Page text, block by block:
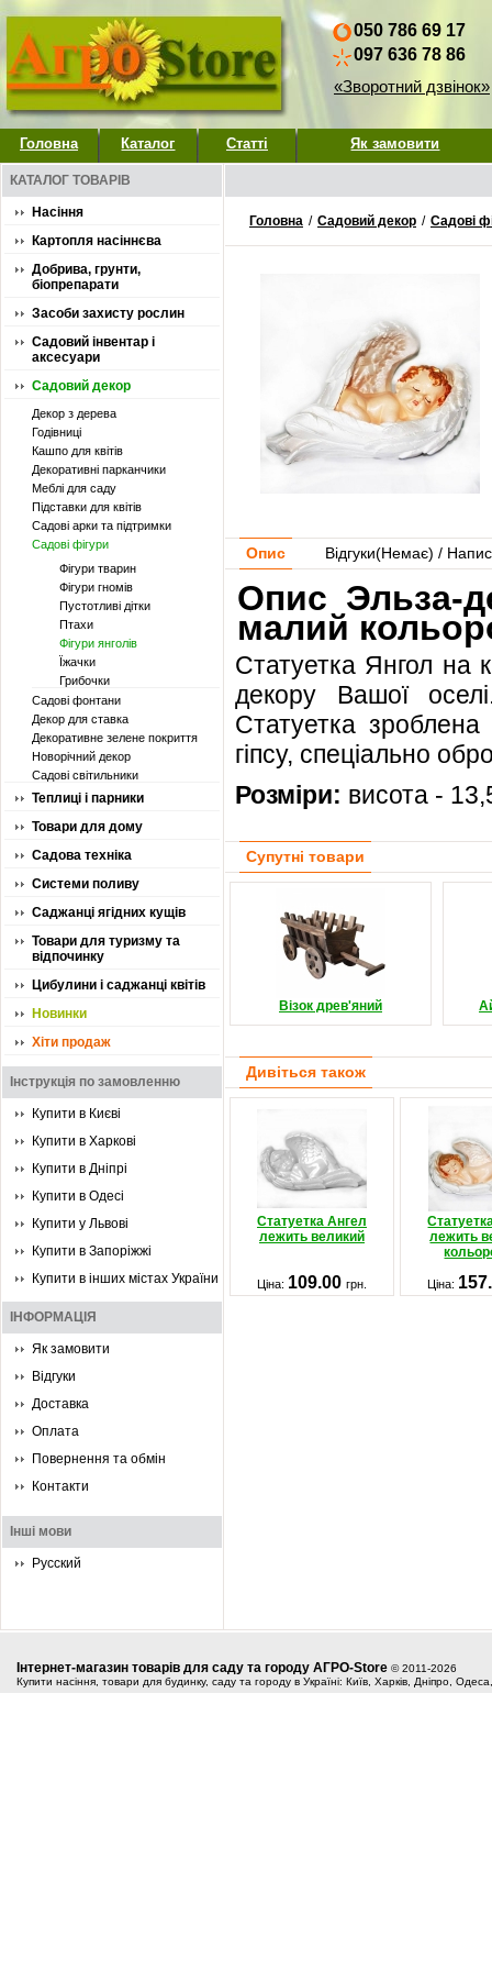
050 786 69 17
097 636 78 86
«Зворотний дзвінок»
Головна Каталог Статті Як замовити
КАТАЛОГ ТОВАРІВ
Насіння
Картопля насіннєва
Добрива, грунти,
біопрепарати
Засоби захисту рослин
Садовий інвентар і
аксесуари
Садовий декор
Декор з дерева
Годівниці
Кашпо для квітів
Декоративні парканчики
Меблі для саду
Підставки для квітів
Садові арки та підтримки
Садові фігури
Фігури тварин
Фігури гномів
Пустотливі дітки
Птахи
Фігури янголів
Їжачки
Грибочки
Садові фонтани
Декор для ставка
Декоративне зелене покриття
Новорічний декор
Садові світильники
Теплиці і парники
Товари для дому
Садова техніка
Системи поливу
Саджанці ягідних кущів
Товари для туризму та
відпочинку
Цибулини і саджанці квітів
Новинки
Хіти продаж
Інструкція по замовленню
Купити в Києві
Купити в Харкові
Купити в Дніпрі
Купити в Одесі
Купити у Львові
Купити в Запоріжжі
Купити в інших містах України
ІНФОРМАЦІЯ
Як замовити
Відгуки
Доставка
Оплата
Повернення та обмін
Контакти
Інші мови
Русский
Головна / Садовий декор / Садові
Опис Відгуки(Немає) /
Опис Эльза-
малий
Статуетка Янгол на
декору Вашої
Статуетка зроблена
гіпсу, спеціально
Розміри: висота -
Супутні товари
Візок древ'яний
Дивіться також
Статуетка Ангел
лежить великий
лежить
Ціна: 109.00 грн. Ціна:
Інтернет-магазин товарів для саду та городу АГРО-Store © 2011-2026
Купити насіння, товари для будинку, саду та городу в Україні: Київ, Харків, Дніпро,